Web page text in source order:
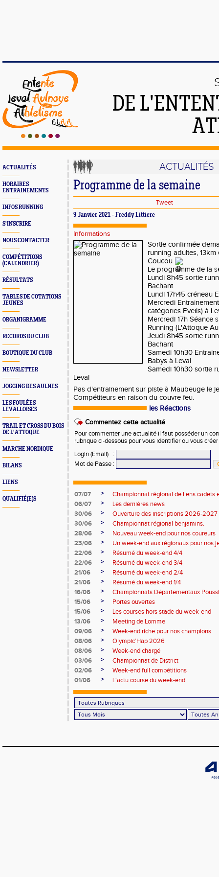
DE
ACTUALITÉS
HORAIRES
ENTRAINEMENTS
INFOS RUNNING
S'INSCRIRE
NOUS CONTACTER
COMPÉTITIONS
(CALENDRIER)
RÉSULTATS
TABLES DE COTATIONS
JEUNES
ORGANIGRAMME
RECORDS DU CLUB
BOUTIQUE DU CLUB
NEWSLETTER
JOGGING DES AULNES
LES FOULÉES
LEVALLOISES
TRAIL ET CROSS DU BOIS
DE L'ATTOQUE
MARCHE NORDIQUE
BILANS
LIENS
QUALIFIÉ(E)S
ACTUALITÉS
Programme de la semaine
Tweet
9 Janvier 2021 - Freddy Littiere
Informations
Sortie confirmée
running adultes,
Coucou
Le programme de la
Lundi 8h45 sortie
Bachant
Lundi 17h45 créneau
Mercredi
catégories Eveils) à
Mercredi 17h Séance
Running (L'Attoque
Jeudi 8h45 sortie
Bachant
Samedi 10h30
Babys à Leval
Samedi 10h30 sortie
Leval
Pas d'entrainement sur piste à Maubeuge le
Compétiteurs en raison du couvre feu.
les Réactions
Commentez cette actualité
Pour commenter une actualité il faut posséder un
rubrique ci-dessous pour vous identifier ou vous
Login (Email)
:
Mot de Passe :
07/07 >
Championnat régional de Lens cadets
06/07
>
Les dernières news
30/06
>
Ouverture des inscriptions 2026-2027
30/06
>
Championnat régional benjamins.
28/06
>
Nouveau week-end pour nos coureurs
23/06
>
Un week-end aux régionaux pour nos
22/06
>
Résumé du week-end 4/4
22/06
>
Résumé du week-end 3/4
21/06
>
Résumé du week-end 2/4
21/06
>
Résumé du week-end 1/4
16/06
>
Championnats Départementaux
15/06
>
Portes ouvertes
15/06
>
Les courses hors stade du week-end
13/06
>
Meeting de Lomme
09/06
>
Week-end riche pour nos champions
08/06
>
Olympic’Hap 2026
08/06
>
Week-end chargé
03/06
>
Championnat de District
02/06
>
Week-end full compétitions
01/06
> L'actu course du week-end